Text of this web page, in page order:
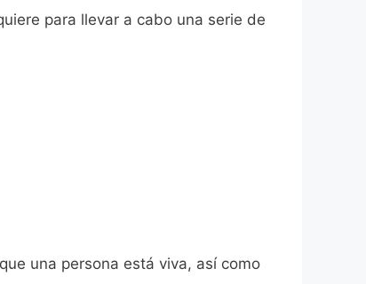
para llevar a cabo una serie de
una persona está viva, así como